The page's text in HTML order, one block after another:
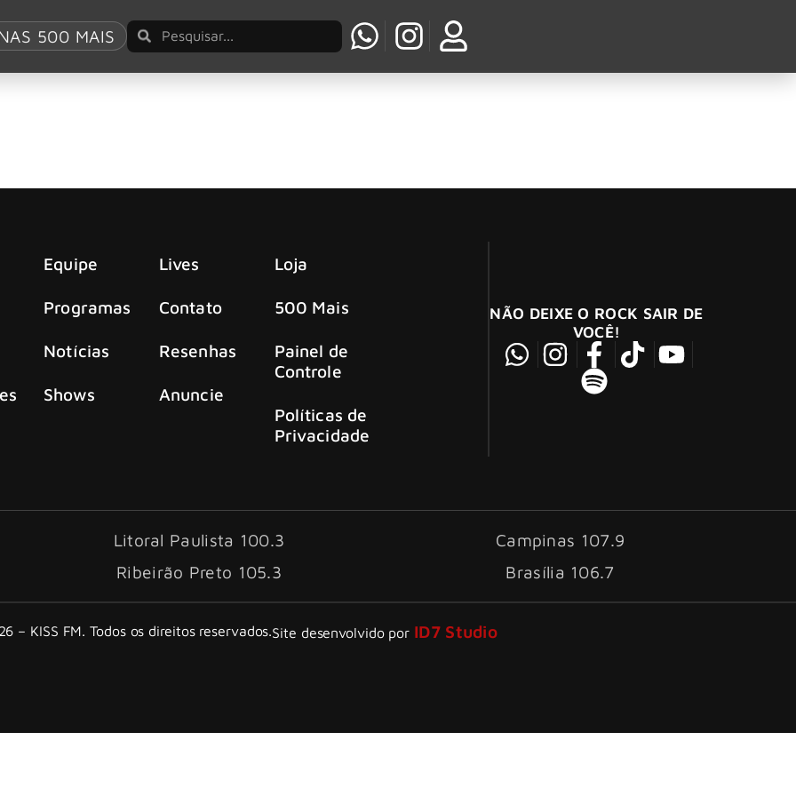
500 MAIS
North
Equipe
Programas
Notícias
Shows
Lives
Contato
Resenhas
Anuncie
Loja
500 Mais
Painel de
Controle
Políticas de
Privacidade
NÃO DEIXE O ROCK SAIR DE
VOCÊ!
Litoral Paulista 100.3
Campinas 107.9
Ribeirão Preto 105.3 Brasília 106.7
– KISS FM. Todos os direitos reservados.Site desenvolvido por ID7 Studio